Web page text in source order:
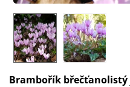
Brambořík břečťanolistý